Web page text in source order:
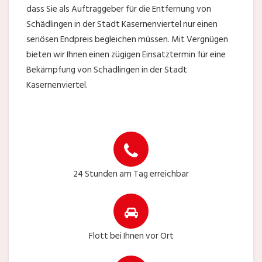
dass Sie als Auftraggeber für die Entfernung von
Schädlingen in der Stadt Kasernenviertel nur einen
seriösen Endpreis begleichen müssen. Mit Vergnügen
bieten wir Ihnen einen zügigen Einsatztermin für eine
Bekämpfung von Schädlingen in der Stadt
Kasernenviertel.
24 Stunden am Tag erreichbar
Flott bei Ihnen vor Ort